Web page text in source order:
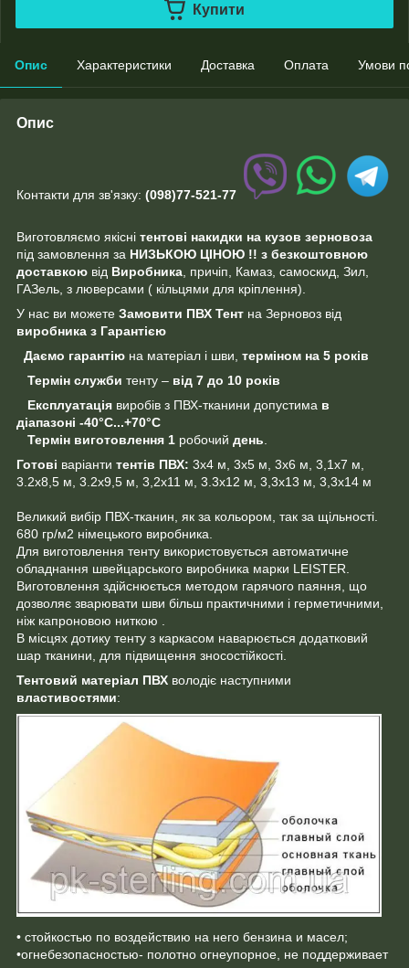
Купити
Опис Характеристики Доставка Оплата Умови
Опис
Контакти для зв'язку: (098)77-521-77
Виготовляємо якісні тентові накидки на кузов зерновоза
під замовлення за НИЗЬКОЮ ЦІНОЮ !! з безкоштовною
доставкою від Виробника , причіп, Камаз, самоскид, Зил,
ГАЗель, з люверсами ( кільцями для кріплення).
У нас ви можете Замовити ПВХ Тент на Зерновоз від
виробника з Гарантією
Даємо гарантію на матеріал і шви, терміном на 5 років
Термін служби тенту – від 7 до 10 років
Експлуатація виробів з ПВХ-тканини допустима в
діапазоні -40°C...+70°C
Термін виготовлення 1 робочий день
Готові варіанти тентів ПВХ: 3х4 м, 3х5 м, 3х6 м, 3,1х7 м,
3.2х8,5 м, 3.2х9,5 м, 3,2х11 м, 3.3х12 м, 3,3х13 м, 3,3х14 м
Великий вибір ПВХ-тканин, як за кольором, так за щільності.
680 гр/м2 німецького виробника.
Для виготовлення тенту використовується автоматичне
обладнання швейцарського виробника марки LEISTER.
Виготовлення здійснюється методом гарячого паяння, що
дозволяє зварювати шви більш практичними і герметичними,
ніж капроновою ниткою .
В місцях дотику тенту з каркасом наварюється додатковий
шар тканини, для підвищення зносостійкості.
Тентовий матеріал ПВХ володіє наступними
властивостями:
• стойкостью по воздействию на него бензина и масел;
•огнебезопасностью- полотно огнеупорное, не поддерживает